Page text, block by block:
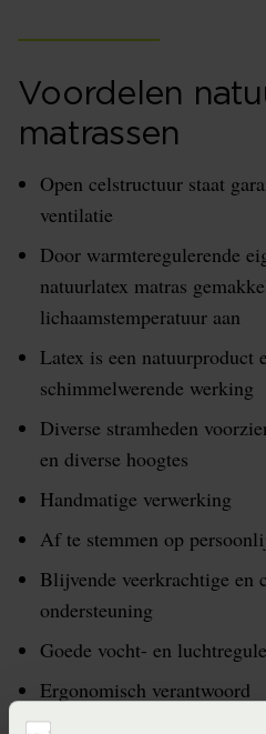
Voordelen
matrassen
Open celstructuur staat
ventilatie
Door warmteregulerende
natuurlatex matras
lichaamstemperatuur aan
Latex is een natuurproduct
schimmelwerende werking
Diverse stramheden
en diverse hoogtes
Handmatige verwerking
Af te stemmen op
Blijvende veerkrachtige en
ondersteuning
Goede vocht- en
Ergonomisch verantwoord